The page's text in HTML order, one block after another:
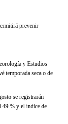
prevenir
y Estudios
temporada seca o de
se registrarán
49 % y el índice de